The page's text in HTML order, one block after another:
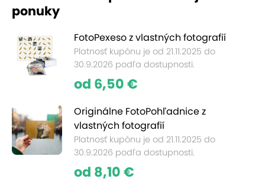
ponuky
FotoPexeso z vlastných fotografií
Platnosť kupónu je od 21.11.2025 do
30.9.2026 podľa dostupnosti.
od 6,50 €
Originálne FotoPohľadnice z
vlastných fotografií
Platnosť kupónu je od 21.11.2025 do
30.9.2026 podľa dostupnosti.
od 8,10 €